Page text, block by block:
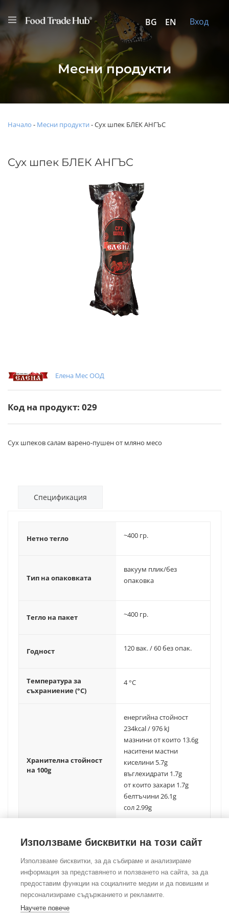
BG EN Вход
Месни продукти
Начало - Месни продукти -Сух шпек БЛЕК АНГЪС
Сух шпек БЛЕК АНГЪС
Елена Мес ООД
Код на продукт: 029
Сух шпеков салам варено-пушен от мляно месо
Спецификация
Нетно тегло ~400 гр.
Тип на опаковката
вакуум плик/без
опаковка
Тегло на пакет ~400 гр.
Годност 120 вак. / 60 без опак.
Температура за
съхраниение (°C)
4 °C
Хранителна стойност
на 100g
енергийна стойност
234kcal / 976 kJ
мазнини от които 13.6g
наситени мастни
киселини 5.7g
въглехидрати 1.7g
от които захари 1.7g
белтъчини 26.1g
сол 2.99g
©Copyright2026Foodtradehub.comВсички права запазени
Използваме бисквитки на този сайт
Използваме бисквитки, за да събираме и анализираме
информация за представянето и ползването на сайта, за да
предоставим функции на социалните медии и да повишим и
персонализираме съдържанието и рекламите.
Научете повече